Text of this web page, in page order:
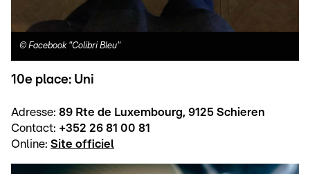
© Facebook "Colibri Bleu"
10e place: Uni
Adresse: 89 Rte de Luxembourg, 9125 Schieren
Contact: +352 26 81 00 81
Online: Site officiel